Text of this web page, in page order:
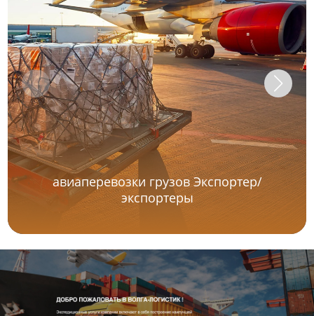
авиаперевозки грузов Экспортер/
экспортеры